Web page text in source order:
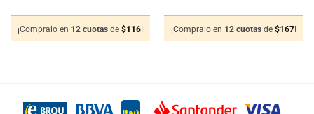
$1.890.$1.390.
¡Compralo en 12 cuotas de $116!
$2.690.$1.998.
¡Compralo en 12 cuotas de $167!